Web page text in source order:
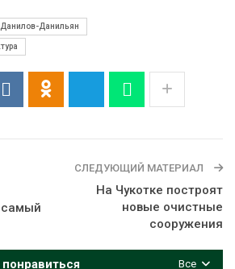
Данилов-Данильян
СЛЕДУЮЩИЙ МАТЕРИАЛ
На Чукотке построят
новые очистные
сооружения
Все